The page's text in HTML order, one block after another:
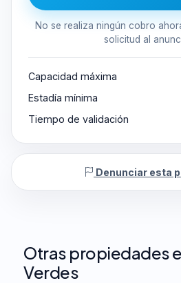
No se realiza ningún cobro
solicitud al
Capacidad máxima
Estadía mínima
Tiempo de validación
Denunciar esta
Otras propiedades
Verdes